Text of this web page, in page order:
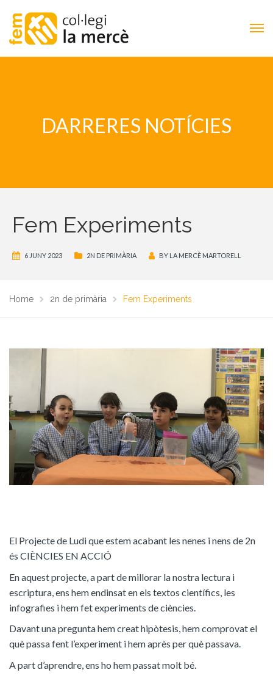
DARRERES NOTÍCIES
Fem Experiments
6 JUNY 2023 2N DE PRIMÀRIA BY LA MERCÈ MARTORELL
Home 2n de primària Fem Experiments
El Projecte de Ludi que estem acabant les nenes i nens de 2n
és CIÈNCIES EN ACCIÓ
En aquest projecte, a part de millorar la nostra lectura i
escriptura, ens hem endinsat en els textos científics, les
infografies i hem fet experiments de ciències.
Davant una pregunta hem creat hipòtesis, hem comprovat el
què passa fent l’experiment i hem après per què passava.
A part d’aprendre, ens ho hem passat molt bé.